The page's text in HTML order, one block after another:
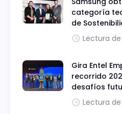
categoría
de
Lectura
Gira Entel
recorrido
desafíos
Lectura